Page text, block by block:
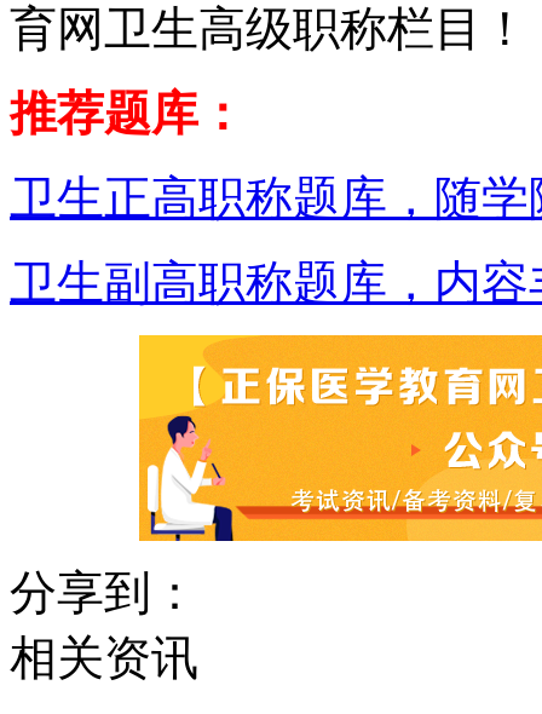
育网卫生高级职称栏目！
推荐题库：
卫生正高职称题库，随
卫生副高职称题库，内
分享到：
相关资讯